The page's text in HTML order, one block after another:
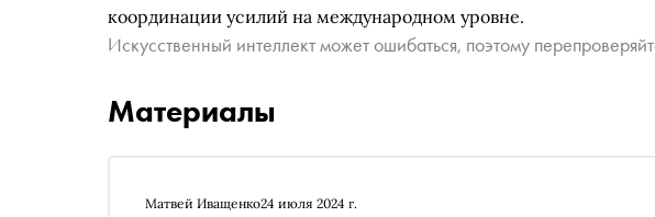
координации усилий на международном уровне.
Искусственный интеллект может ошибаться, поэтому
Материалы
Матвей Иващенко24 июля 2024 г.